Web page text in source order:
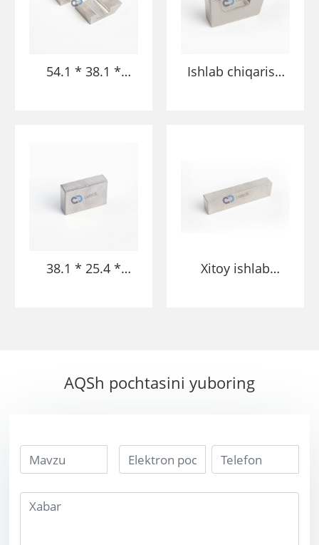
54.1 * 38.1 *
metall xunog
barmog'i
Ishlab chiqarish
38.1 * 25.4 *
Xitoy ishlab
AQSh pochtasini yuboring